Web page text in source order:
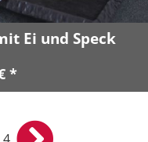
Ei und Speck
*